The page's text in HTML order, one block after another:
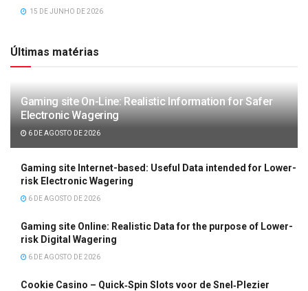
15 DE JUNHO DE 2026
Últimas matérias
Gaming site On-Line: Realistic Information for Safer
Electronic Wagering
6 DE AGOSTO DE 2026
Gaming site Internet-based: Useful Data intended for Lower-
risk Electronic Wagering
6 DE AGOSTO DE 2026
Gaming site Online: Realistic Data for the purpose of Lower-
risk Digital Wagering
6 DE AGOSTO DE 2026
Cookie Casino – Quick‑Spin Slots voor de Snel‑Plezier